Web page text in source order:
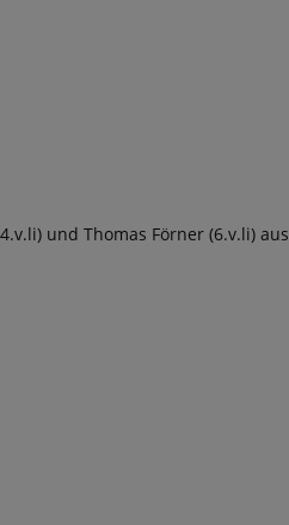
und Thomas Förner (6.v.li) aus